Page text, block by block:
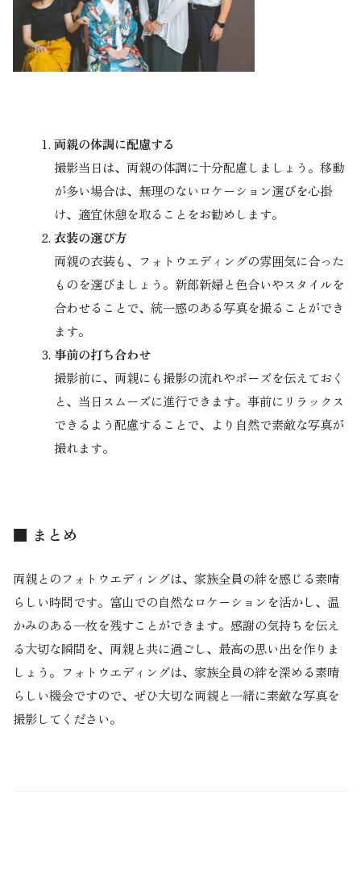
両親の体調に配慮する
撮影当日は、両親の体調に十分配慮しましょう。移動
が多い場合は、無理のないロケーション選びを心掛
け、適宜休憩を取ることをお勧めします。
衣装の選び方
両親の衣装も、フォトウエディングの雰囲気に合った
ものを選びましょう。新郎新婦と色合いやスタイルを
合わせることで、統一感のある写真を撮ることができ
ます。
事前の打ち合わせ
撮影前に、両親にも撮影の流れやポーズを伝えておく
と、当日スムーズに進行できます。事前にリラックス
できるよう配慮することで、より自然で素敵な写真が
撮れます。
■ まとめ
両親とのフォトウエディングは、家族全員の絆を感じる素晴
らしい時間です。富山での自然なロケーションを活かし、温
かみのある一枚を残すことができます。感謝の気持ちを伝え
る大切な瞬間を、両親と共に過ごし、最高の思い出を作りま
しょう。フォトウエディングは、家族全員の絆を深める素晴
らしい機会ですので、ぜひ大切な両親と一緒に素敵な写真を
撮影してください。